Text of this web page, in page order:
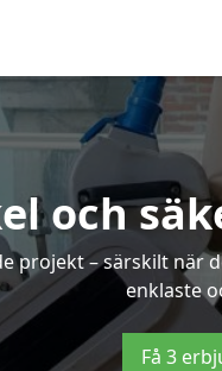
och
projekt – särskilt
enklaste
Få 3